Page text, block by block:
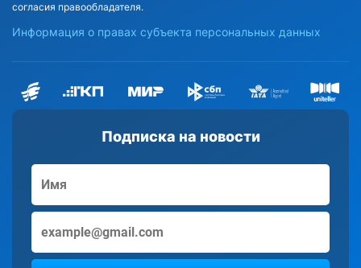
Подписка на новости
согласия правообладателя.
Информация о правах субъекта персональных данных